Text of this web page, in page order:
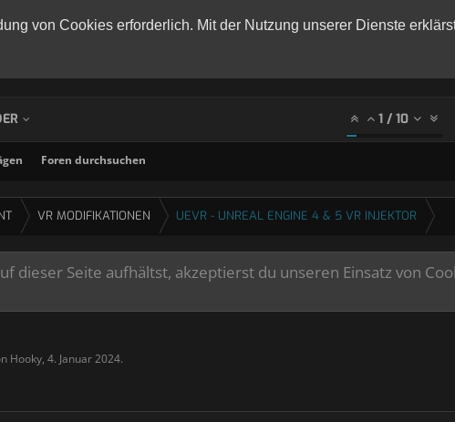
von Cookies erforderlich. Mit der Nutzung unserer Dienste
Foren durchsuchen
1 / 10
VR MODIFIKATIONEN UEVR - UNREAL ENGINE 4 & 5 VR INJEKTOR
dieser Seite aufhältst, akzeptierst du unseren Einsatz von
Hooky, 4. Januar 2024.